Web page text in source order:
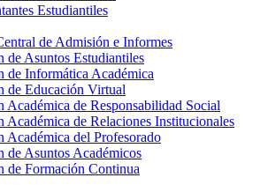
Estudiantiles
de Admisión e Informes
de Asuntos Estudiantiles
de Informática Académica
de Educación Virtual
Académica de Responsabilidad Social
Académica de Relaciones Institucionales
Académica del Profesorado
de Asuntos Académicos
de Formación Continua